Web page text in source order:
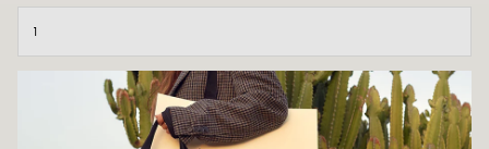
AJOUTER AU PANIER